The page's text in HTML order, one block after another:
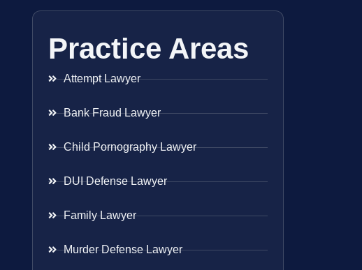
Practice Areas
Attempt Lawyer
Bank Fraud Lawyer
Child Pornography Lawyer
DUI Defense Lawyer
Family Lawyer
Murder Defense Lawyer